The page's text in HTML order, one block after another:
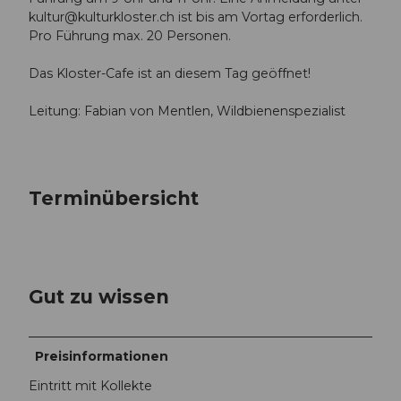
kultur@kulturkloster.ch ist bis am Vortag erforderlich.
Pro Führung max. 20 Personen.
Das Kloster-Cafe ist an diesem Tag geöffnet!
Leitung: Fabian von Mentlen, Wildbienenspezialist
Terminübersicht
Gut zu wissen
Preisinformationen
Eintritt mit Kollekte